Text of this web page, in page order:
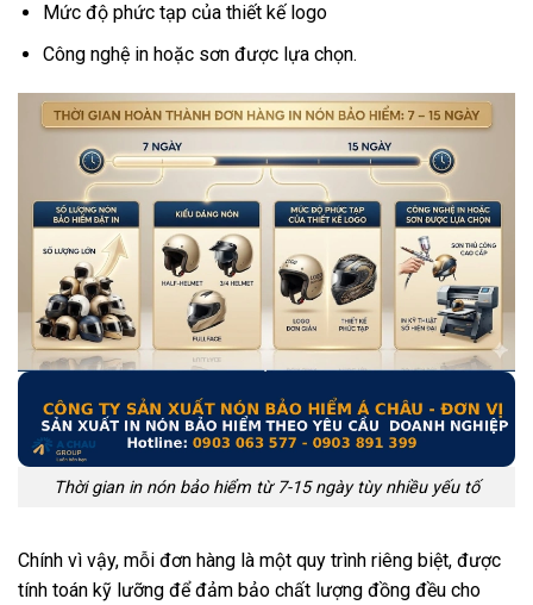
Mức độ phức tạp của thiết kế logo
Công nghệ in hoặc sơn được lựa chọn.
Thời gian in nón bảo hiểm từ 7-15 ngày tùy nhiều yếu tố
Chính vì vậy, mỗi đơn hàng là một quy trình riêng biệt, được
tính toán kỹ lưỡng để đảm bảo chất lượng đồng đều cho